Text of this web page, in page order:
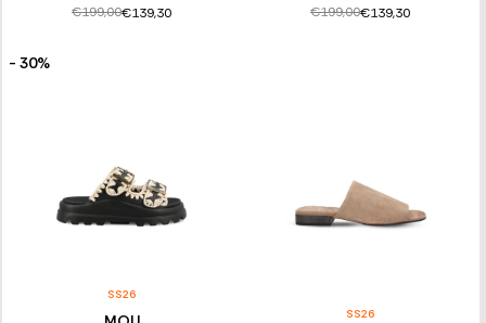
€199,00€139,30 €199,00€139,30
- 30%
SS26
SS26